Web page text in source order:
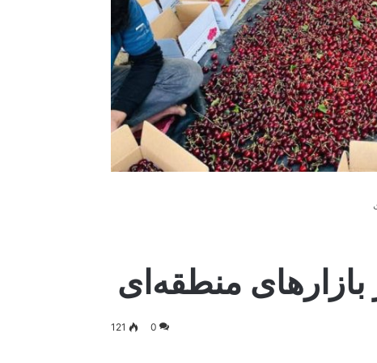
منطقه‌ای
0
121